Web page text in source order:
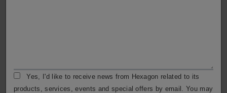
Kontaktovat podporu
Yes, I'd like to receive news from Hexagon related to its
products, services, events and special offers by email. You may